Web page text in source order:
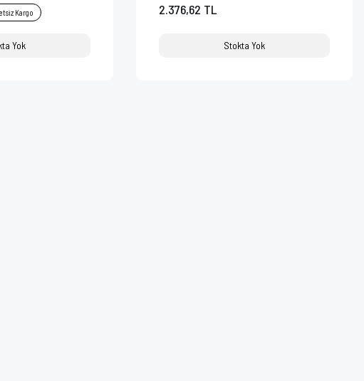
Kargo
Yok
2.376,62 TL
Stokta Yok